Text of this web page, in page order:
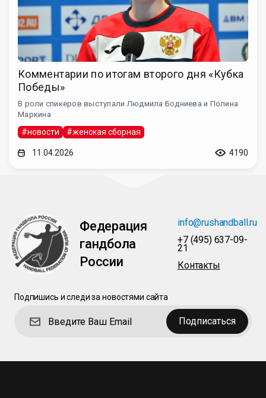
Комментарии по итогам второго дня «Кубка
Победы»
В роли спикеров выступали Людмила Бодниева и Полина
Маркина
#новости #женская сборная
11.04.2026 4190
Федерация
гандбола
России
info@rushandball.ru
+7 (495) 637-09-
21
Контакты
Подпишись и следи за новостями сайта
Подписаться